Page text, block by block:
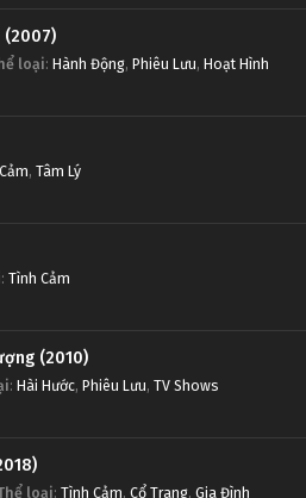
(2007)
loại: Hành Động, Phiêu Lưu, Hoạt Hình
, Tâm Lý
: Tình Cảm
(2010)
: Hài Hước, Phiêu Lưu, TV Shows
loại: Tình Cảm, Cổ Trang, Gia Đình